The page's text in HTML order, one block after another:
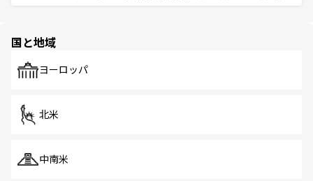
で、ホーカーズは地元の風情を楽しめる外せないスポット
国と地域
ヨーロッパ
北米
中南米